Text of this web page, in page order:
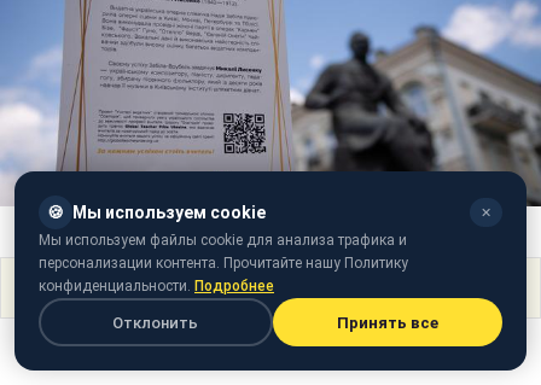
Фото: табличка з проекту "Вчителі видатних"
Поделиться
🍪 Мы используем cookie ✕
Мы используем файлы cookie для анализа трафика и
персонализации контента. Прочитайте нашу Политику
конфиденциальности. Подробнее
Отклонить Принять все